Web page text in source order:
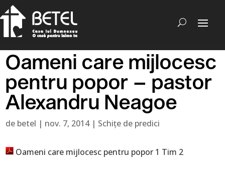
Oameni care mijlocesc
pentru popor – pastor
Alexandru Neagoe
de betel | nov. 7, 2014| Schițe de predici
Oameni care mijlocesc pentru popor 1 Tim 2